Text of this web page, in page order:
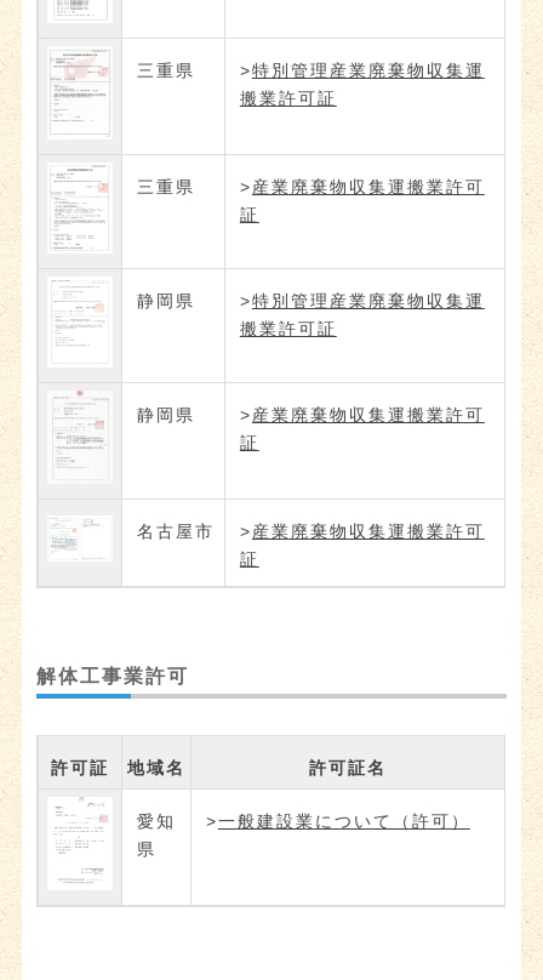
三重県 >特別管理産業廃棄物収集運
搬業許可証
三重県 >産業廃棄物収集運搬業許可
証
静岡県 >特別管理産業廃棄物収集運
搬業許可証
静岡県 >産業廃棄物収集運搬業許可
証
名古屋市 >産業廃棄物収集運搬業許可
証
解体工事業許可
許可証 地域名 許可証名
愛知
県
>一般建設業について（許可）